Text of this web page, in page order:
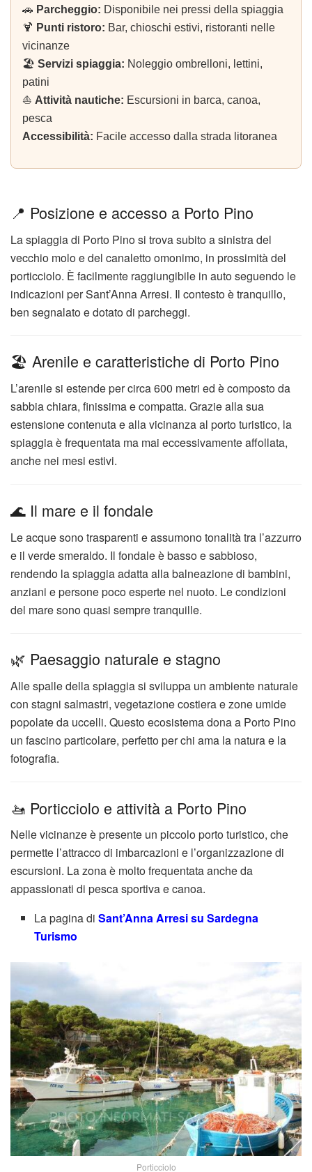
🚗 Parcheggio: Disponibile nei pressi della spiaggia
🍹 Punti ristoro: Bar, chioschi estivi, ristoranti nelle
vicinanze
🏖️ Servizi spiaggia: Noleggio ombrelloni, lettini,
patini
⛵ Attività nautiche: Escursioni in barca, canoa,
pesca
Accessibilità: Facile accesso dalla strada litoranea
📍 Posizione e accesso a Porto Pino
La spiaggia di Porto Pino si trova subito a sinistra del
vecchio molo e del canaletto omonimo, in prossimità del
porticciolo. È facilmente raggiungibile in auto seguendo le
indicazioni per Sant’Anna Arresi. Il contesto è tranquillo,
ben segnalato e dotato di parcheggi.
🏖️ Arenile e caratteristiche di Porto Pino
L’arenile si estende per circa 600 metri ed è composto da
sabbia chiara, finissima e compatta. Grazie alla sua
estensione contenuta e alla vicinanza al porto turistico, la
spiaggia è frequentata ma mai eccessivamente affollata,
anche nei mesi estivi.
🌊 Il mare e il fondale
Le acque sono trasparenti e assumono tonalità tra l’azzurro
e il verde smeraldo. Il fondale è basso e sabbioso,
rendendo la spiaggia adatta alla balneazione di bambini,
anziani e persone poco esperte nel nuoto. Le condizioni
del mare sono quasi sempre tranquille.
🌿 Paesaggio naturale e stagno
Alle spalle della spiaggia si sviluppa un ambiente naturale
con stagni salmastri, vegetazione costiera e zone umide
popolate da uccelli. Questo ecosistema dona a Porto Pino
un fascino particolare, perfetto per chi ama la natura e la
fotografia.
🚤 Porticciolo e attività a Porto Pino
Nelle vicinanze è presente un piccolo porto turistico, che
permette l’attracco di imbarcazioni e l’organizzazione di
escursioni. La zona è molto frequentata anche da
appassionati di pesca sportiva e canoa.
La pagina diSant’Anna Arresi su Sardegna
Turismo
Porticciolo